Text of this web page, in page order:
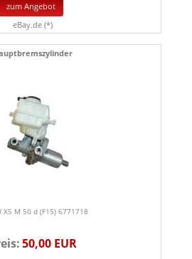
zum Angebot
eBay.de (*)
M 50 d (F15) 6771718
50,00 EUR